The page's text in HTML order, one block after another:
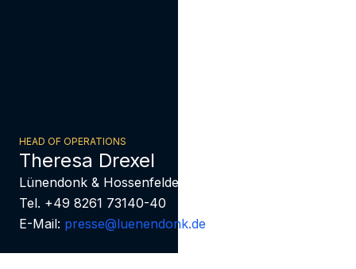
HEAD OF OPERATIONS
Theresa Drexel
Lünendonk & Hossenfelder
Tel. +49 8261 73140-40
E-Mail: presse@luenendonk.de